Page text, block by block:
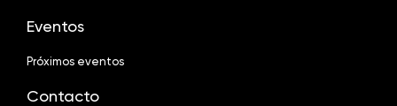
Eventos
Próximos eventos
Contacto